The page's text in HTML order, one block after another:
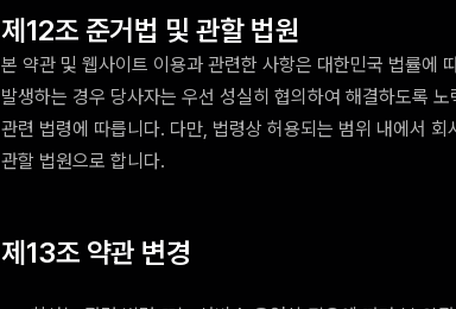
제12조 준거법 및 관할 법원
본 약관 및 웹사이트 이용과 관련한 사항은 대한민국 법률에
발생하는 경우 당사자는 우선 성실히 협의하여 해결하도록
관련 법령에 따릅니다. 다만, 법령상 허용되는 범위 내에서
관할 법원으로 합니다.
제13조 약관 변경